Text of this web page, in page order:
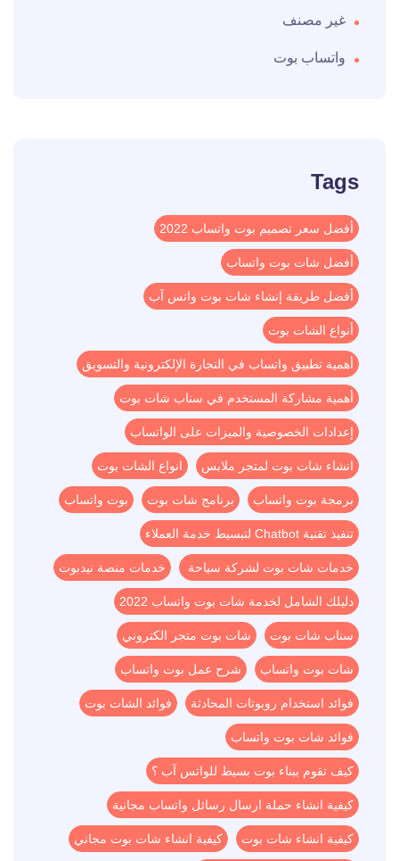
غير مصنف
واتساب بوت
Tags
أفضل سعر تصميم بوت واتساب 2022
أفضل شات بوت واتساب
أفضل طريقة إنشاء شات بوت واتس آب
أنواع الشات بوت
أهمية تطبيق واتساب في التجارة الإلكترونية والتسويق
أهمية مشاركة المستخدم في سناب شات بوت
إعدادات الخصوصية والميزات على الواتساب
انشاء شات بوت لمتجر ملابس انواع الشات بوت
برمجة بوت واتساب برنامج شات بوت بوت واتساب
تنفيذ تقنية Chatbot لتبسيط خدمة العملاء
خدمات شات بوت لشركة سياحة خدمات منصة نيدبوت
دليلك الشامل لخدمة شات بوت واتساب 2022
سناب شات بوت شات بوت متجر الكتروني
شات بوت واتساب شرح عمل بوت واتساب
فوائد استخدام روبوتات المحادثة فوائد الشات بوت
فوائد شات بوت واتساب
كيف تقوم ببناء بوت بسيط للواتس آب ؟
كيفية انشاء حملة ارسال رسائل واتساب مجانية
كيفية انشاء شات بوت كيفية انشاء شات بوت مجاني